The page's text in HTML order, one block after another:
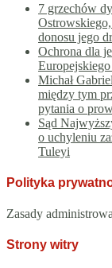
7 grzechów
donosu jego
Ochrona dla
Michał
między tym
pytania o
Sąd
o uchyleniu
Tuleyi
Polityka
Zasady
Strony witry